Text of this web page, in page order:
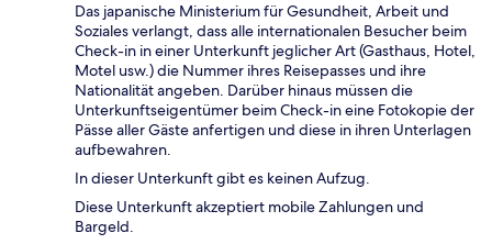
Das japanische Ministerium für Gesundheit, Arbeit und
Soziales verlangt, dass alle internationalen Besucher beim
Check-in in einer Unterkunft jeglicher Art (Gasthaus, Hotel,
Motel usw.) die Nummer ihres Reisepasses und ihre
Nationalität angeben. Darüber hinaus müssen die
Unterkunftseigentümer beim Check-in eine Fotokopie der
Pässe aller Gäste anfertigen und diese in ihren Unterlagen
aufbewahren.
In dieser Unterkunft gibt es keinen Aufzug.
Diese Unterkunft akzeptiert mobile Zahlungen und
Bargeld.